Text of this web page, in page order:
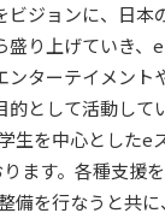
ビジョンに、日本
盛り上げていき、
ンターテイメント
として活動して
生を中心としたe
ます。各種支援
備を行なうと共